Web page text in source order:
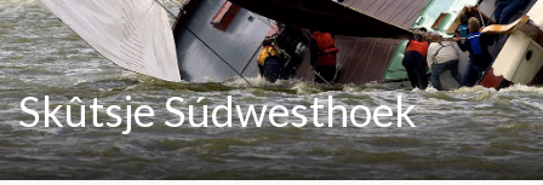
Skûtsje Súdwesthoek